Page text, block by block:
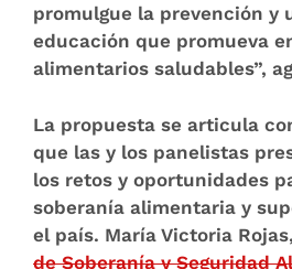
promulgue la prevención y
educación que promueva
alimentarios saludables”,
La propuesta se articula
que las y los panelistas
los retos y oportunidades
soberanía alimentaria y
el país. María Victoria
de Soberanía y Seguridad